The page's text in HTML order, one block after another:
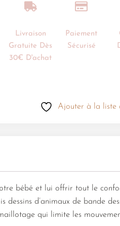
Livraison
Gratuite Dès
30€ D'achat
Paiement
Sécurisé
Ajouter à la liste
bébé et lui offrir tout le
d’animaux de bande
qui limite les